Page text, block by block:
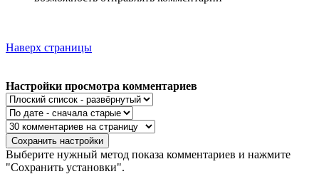
Наверх страницы
Настройки просмотра комментариев
Выберите нужный метод показа комментариев и нажмите
"Сохранить установки".